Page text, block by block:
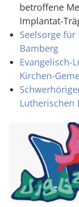
betroffene
Implantat-
Seelsorge
Bamberg
Evangelisch-
Kirchen-
Lutherischen